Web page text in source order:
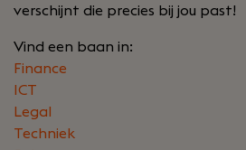
verschijnt die precies bij jou past!
Vind een baan in:
Finance
ICT
Legal
Techniek